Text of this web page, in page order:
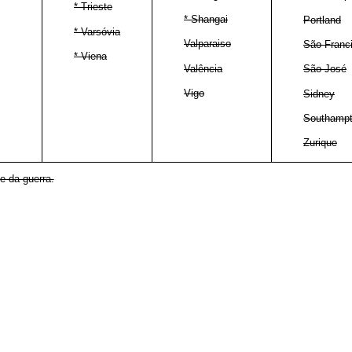
* Trieste
* Varsóvia
* Viena
* Shangai
Valparaiso
Valência
Vigo
Portland
São
São José
Sidney
Zurique
da guerra.